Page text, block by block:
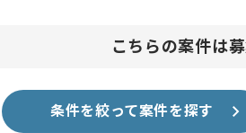
こちらの案件は
条件を絞って案件を探す